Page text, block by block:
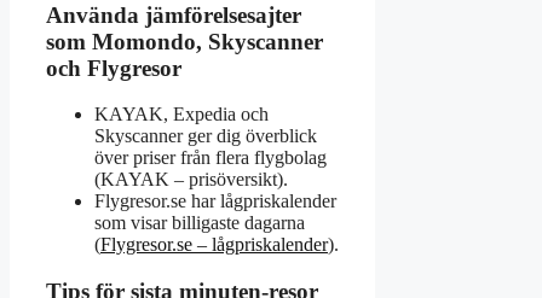
Använda jämförelsesajter
som Momondo, Skyscanner
och Flygresor
KAYAK, Expedia och
Skyscanner ger dig överblick
över priser från flera flygbolag
(KAYAK – prisöversikt).
Flygresor.se har lågpriskalender
som visar billigaste dagarna
(Flygresor.se – lågpriskalender).
Tips för sista minuten-resor